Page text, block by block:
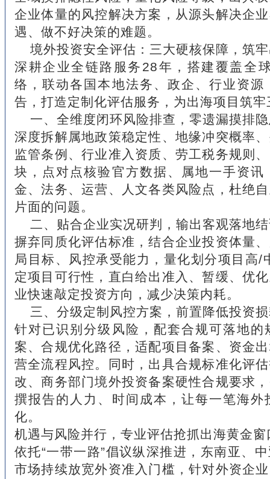
企业体量的风控解决方案，从源头解决企
遇、做不好决策的难题。
境外投资安全评估：三大硬核保障，筑
深耕企业全链路服务28年，搭建覆盖全
络，联动各国本地法务、政企、行业资源
告，打造定制化评估服务，为出海项目筑
一、全维度闭环风险排查，零遗漏摸排
深度拆解属地政策稳定性、地缘冲突概率
监管条例、行业准入资质、劳工税务规则
块，点对点核验官方数据、属地一手资讯
金、法务、运营、人文各类风险点，杜绝
片面的问题。
二、贴合企业实况研判，输出客观落地
摒弃同质化评估标准，结合企业投资体量
局目标、风控承受能力，量化划分项目高/
定项目可行性，直白给出准入、暂缓、优
业快速敲定投资方向，减少决策内耗。
三、分级定制风控方案，前置降低投资
针对已识别分级风险，配套合规可落地的
案、合规优化路径，适配项目备案、资金
营全流程风控。同时，出具合规标准化评
改、商务部门境外投资备案硬性合规要求
撰报告的人力、时间成本，让每一笔海外
化。
机遇与风险并行，专业评估抢抓出海黄金窗
依托“一带一路”倡议纵深推进，东南亚、
市场持续放宽外资准入门槛，针对外资企